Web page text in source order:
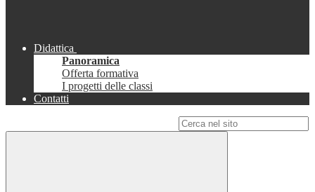
Didattica
Panoramica
Offerta formativa
I progetti delle classi
Contatti